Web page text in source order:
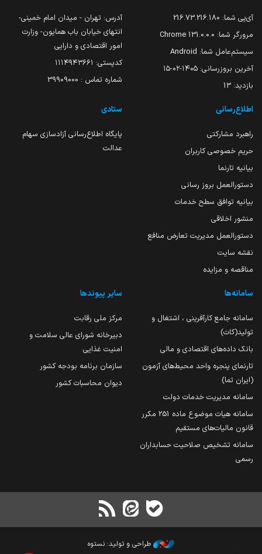
آی‌پی شما: 216.73.216.180
مرورگر شما: 131.0.0.0 Chrome
سیستم‌عامل شما: Android
آخرین بروزرسانی: ۱۴۰۵-۰۲-۱۵
بازدید: 13
آدرس: تهران - میدان امام خمینی-
انتهای خیابان باب همایون- وزارت
امور اقتصادی و دارایی
کدپستی: ۱۱۱۴۹۴۳۶۶۱
شماره تماس : 39909000
اطلاع‌رسانی
راهبرد مشارکتی
حریم خصوصی کاربران
بیانیه تارنما
دستورالعمل بروز رسانی
بیانیه توافق سطح خدمات
منشور اخلاقی
دستورالعمل مدیریت تعارض منافع
نقشه سایت
مناقصه و مزایده
ستادی
پایگاه اطلاع‌رسانی آزادسازی سهام
عدالت
سامانه‌ها
سامانه جامع کارآفرینی ، اشتغال و
تولید(کات)
بانک داده‌های اقتصادی و مالی
تارنمای پنجره واحد محیط‌های آزمون
(ایران تما)
سامانه مدیریت خدمات دولت
سامانه هیات موضوع ماده 251 مکرر
قانون مالیات‌های مستقیم
سامانه تشخیص صلاحیت حسابداران
رسمی
سایر پیوندها
مرکز ملی رقابت
دبیرخانه شورای عالی سلامت و
امنیت غذایی
سازمان برنامه بودجه کشور
دیوان محاسبات کشور
طراحی و تولید: نستوه